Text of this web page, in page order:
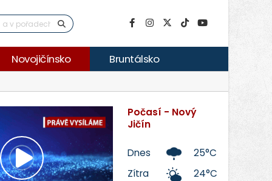
Novojičínsko Bruntálsko
Přehrát
Počasí - Nový
Jičín
Dnes
25°C
Zítra
24°C